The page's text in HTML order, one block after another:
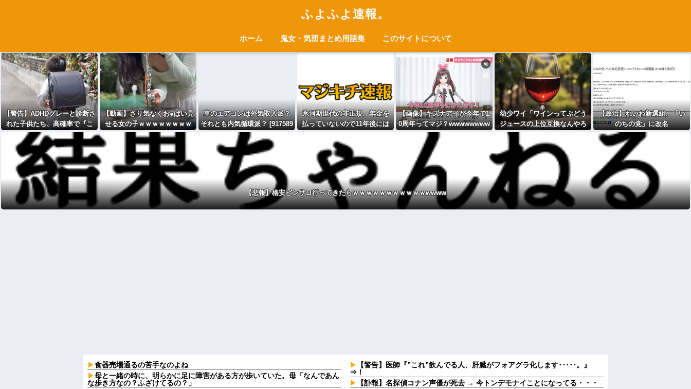
ふよふよ速報。
ホーム 鬼女・気団まとめ用語集 このサイトについて
【警告】ADHDグレーと診断さ
れた子供たち、高確率で『こ
の習慣』をやっていた
→！！！
【動画】さり気なくお●ぱい見
せる女の子ｗｗｗｗｗｗｗｗ
ｗ
車のエアコンは外気取入派？
それとも内気循環派？ [917589
786]
氷河期世代の非正規、年金を
払っていないので11年後には
これ
【画像】キズナアイが今年で1
0周年ってマジ？wwwwwwww
wwwwwwwww
幼少ワイ「ワインってぶどう
ジュースの上位互換なんやろ
【政治】れいわ新選組、「い
のちの党」に改名
【悲報】格安ピンサロ行ってきたらｗｗｗｗｗｗｗｗｗｗｗwwww
食器売場通るの苦手なのよね
母と一緒の時に、明らかに足に障害がある方が歩いていた。母「なんであん
な歩き方なの？ふざけてるの？」
【警告】医師『”これ”飲んでる人、肝臓がフォアグラ化します･････。』
⇒！
【訃報】名探偵コナン声優が死去 → 今トンデモナイことになってる・・・